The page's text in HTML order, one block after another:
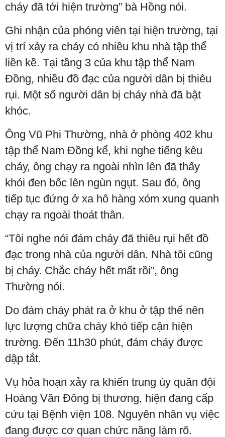
cháy đã tới hiện trường” bà Hồng nói.
Ghi nhận của phóng viên tại hiện trường, tại
vị trí xảy ra cháy có nhiều khu nhà tập thể
liền kề. Tại tầng 3 của khu tập thể Nam
Đồng, nhiều đồ đạc của người dân bị thiêu
rụi. Một số người dân bị cháy nhà đã bật
khóc.
Ông Vũ Phi Thường, nhà ở phòng 402 khu
tập thể Nam Đồng kể, khi nghe tiếng kêu
cháy, ông chạy ra ngoài nhìn lên đã thấy
khói đen bốc lên ngùn ngụt. Sau đó, ông
tiếp tục đứng ở xa hô hàng xóm xung quanh
chạy ra ngoài thoát thân.
“Tôi nghe nói đám cháy đã thiêu rụi hết đồ
đạc trong nhà của người dân. Nhà tôi cũng
bị cháy. Chắc cháy hết mất rồi”, ông
Thường nói.
Do đám cháy phát ra ở khu ở tập thể nên
lực lượng chữa cháy khó tiếp cận hiện
trường. Đến 11h30 phút, đám cháy được
dập tắt.
Vụ hỏa hoạn xảy ra khiến trung úy quân đội
Hoàng Văn Đông bị thương, hiện đang cấp
cứu tại Bệnh viện 108. Nguyên nhân vụ việc
đang được cơ quan chức năng làm rõ.